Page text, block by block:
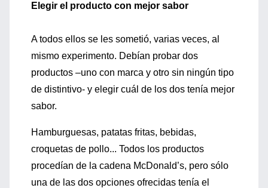
Elegir el producto con mejor sabor
A todos ellos se les sometió, varias veces, al
mismo experimento. Debían probar dos
productos –uno con marca y otro sin ningún tipo
de distintivo- y elegir cuál de los dos tenía mejor
sabor.
Hamburguesas, patatas fritas, bebidas,
croquetas de pollo... Todos los productos
procedían de la cadena McDonald’s, pero sólo
una de las dos opciones ofrecidas tenía el